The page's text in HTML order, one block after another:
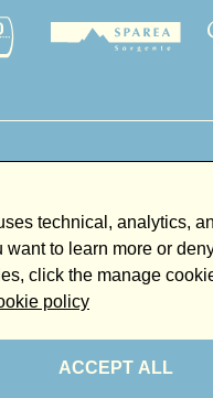
technical, analytics,
want to learn more or
click the manage
policy
ACCEPT ALL